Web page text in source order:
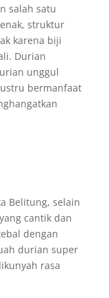
salah satu
struktur
karena biji
Durian
unggul
bermanfaat
Belitung, selain
cantik dan
dengan
durian super
rasa